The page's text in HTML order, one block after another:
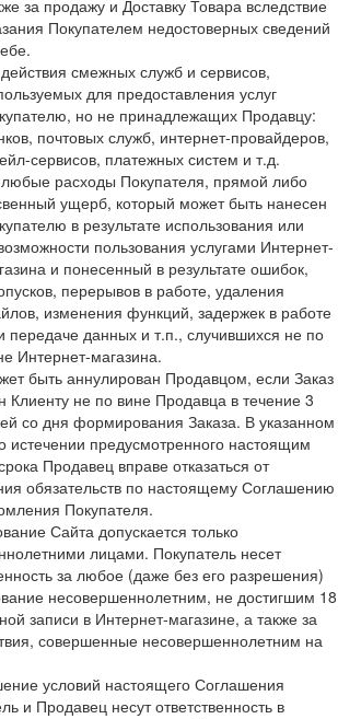
за продажу и Доставку Товара вследствие
Покупателем недостоверных сведений
смежных служб и сервисов,
для предоставления услуг
но не принадлежащих Продавцу:
почтовых служб, интернет-провайдеров,
сервисов, платежных систем и т.д.
расходы Покупателя, прямой либо
ущерб, который может быть нанесен
в результате использования или
пользования услугами Интернет-
и понесенный в результате ошибок,
перерывов в работе, удаления
изменения функций, задержек в работе
передаче данных и т.п., случившихся не по
Интернет-магазина.
быть аннулирован Продавцом, если Заказ
Клиенту не по вине Продавца в течение 3
со дня формирования Заказа. В указанном
истечении предусмотренного настоящим
Продавец вправе отказаться от
обязательств по настоящему Соглашению
Покупателя.
Сайта допускается только
лицами. Покупатель несет
за любое (даже без его разрешения)
несовершеннолетним, не достигшим 18
записи в Интернет-магазине, а также за
совершенные несовершеннолетним на
условий настоящего Соглашения
и Продавец несут ответственность в